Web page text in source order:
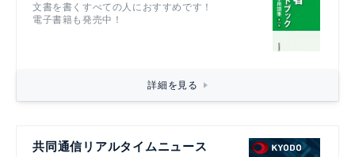
文書を書くすべての人におすすめです！
電子書籍も発売中！
詳細を見る
共同通信リアルタイムニュース